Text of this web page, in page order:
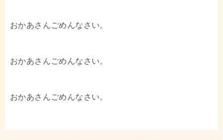
おかあさんごめんなさい。
おかあさんごめんなさい。
おかあさんごめんなさい。